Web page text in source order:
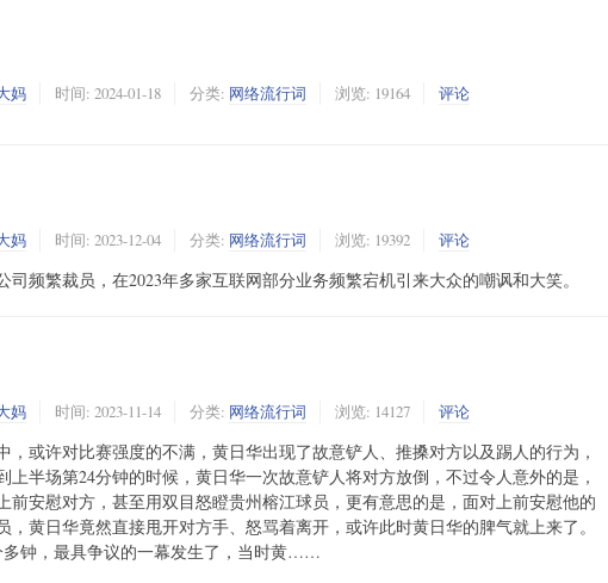
妈 时间: 2024-01-18 分类: 网络流行词 浏览: 19164 评论
妈 时间: 2023-12-04 分类: 网络流行词 浏览: 19392 评论
司频繁裁员，在2023年多家互联网部分业务频繁宕机引来大众的嘲讽和大笑。
妈 时间: 2023-11-14 分类: 网络流行词 浏览: 14127 评论
，或许对比赛强度的不满，黄日华出现了故意铲人、推搡对方以及踢人的行为，
上半场第24分钟的时候，黄日华一次故意铲人将对方放倒，不过令人意外的是，
前安慰对方，甚至用双目怒瞪贵州榕江球员，更有意思的是，面对上前安慰他的
，黄日华竟然直接甩开对方手、怒骂着离开，或许此时黄日华的脾气就上来了。
多钟，最具争议的一幕发生了，当时黄……